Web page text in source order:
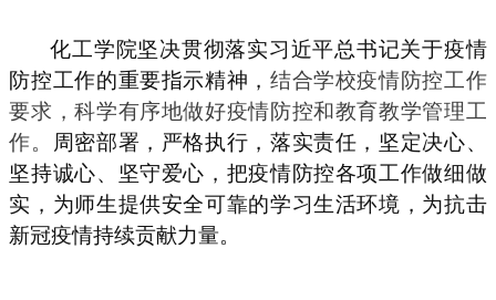
化工学院坚决贯彻落实习近平总书记关于疫情
防控工作的重要指示精神， 结合学校疫情防控工作
要求，科学有序地做好疫情防控和教育教学管理工
作。
周密部署，严格执行，落实责任，坚定决心、
坚持诚心、坚守爱心，把疫情防控各项工作做细做
实，为师生提供安全可靠的学习生活环境，为抗击
新冠疫情持续贡献力量。